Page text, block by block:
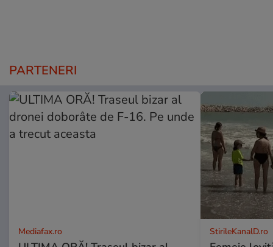
PARTENERI
Mediafax.ro StirileKanalD.ro